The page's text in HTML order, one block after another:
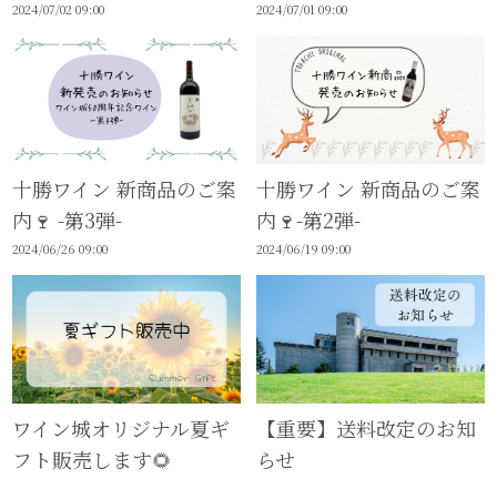
2024/07/02 09:00 2024/07/01 09:00
十勝ワイン 新商品のご案
内🍷 -第3弾-
2024/06/26 09:00
十勝ワイン 新商品のご案
内🍷-第2弾-
2024/06/19 09:00
ワイン城オリジナル夏ギ
フト販売します🌻
【重要】送料改定のお知
らせ